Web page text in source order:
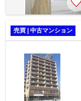
売買 | 中古マンション